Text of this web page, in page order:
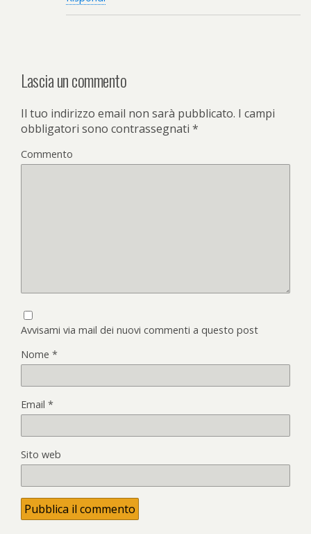
Lascia un commento
Il tuo indirizzo email non sarà pubblicato. I campi
obbligatori sono contrassegnati *
Commento
Avvisami via mail dei nuovi commenti a questo post
Nome *
Email *
Sito web